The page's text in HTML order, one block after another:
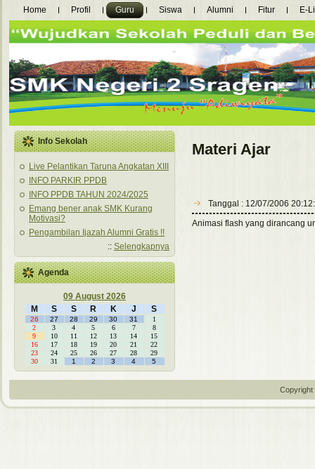
Home Profil Guru Siswa Alumni Fitur E-
Info Sekolah
Live Pelantikan Taruna Angkatan XIII
INFO PARKIR PPDB
INFO PPDB TAHUN 2024/2025
Emang bener anak SMK Kurang
Motivasi?
Pengambilan Ijazah Alumni Gratis !!
:: Selengkapnya
Agenda
09 August 2026
M
S S R K J S
26 27 28 29 30 31
1
2
3 4 5 6 7
8
9
10 11 12 13 14
15
16
17 18 19 20 21
22
23
24 25 26 27 28
29
30
31 1 2 3 4 5
Materi Ajar
Tanggal : 12/07/2006
Animasi flash yang dirancang